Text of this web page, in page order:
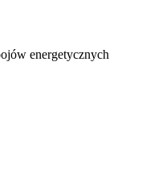
energetycznych